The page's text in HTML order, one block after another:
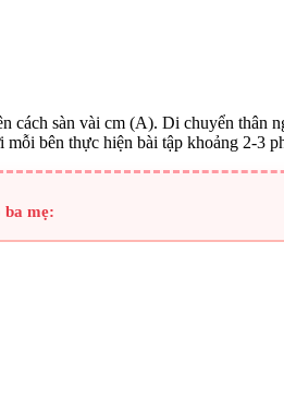
cách sàn vài cm (A). Di chuyển thân
bên thực hiện bài tập khoảng 2-3
ba mẹ: